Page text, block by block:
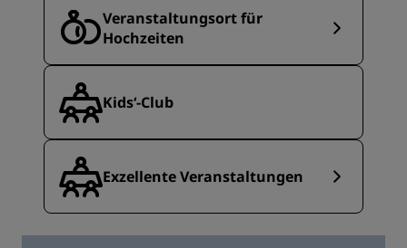
Veranstaltungsort für
Hochzeiten
Kids‘-Club
Exzellente Veranstaltungen